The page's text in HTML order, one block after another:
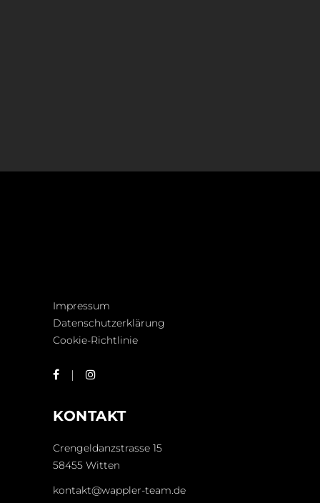
Impressum
Datenschutzerklärung
Cookie-Richtlinie
KONTAKT
Crengeldanzstrasse 15
58455 Witten
kontakt@wappler-team.de